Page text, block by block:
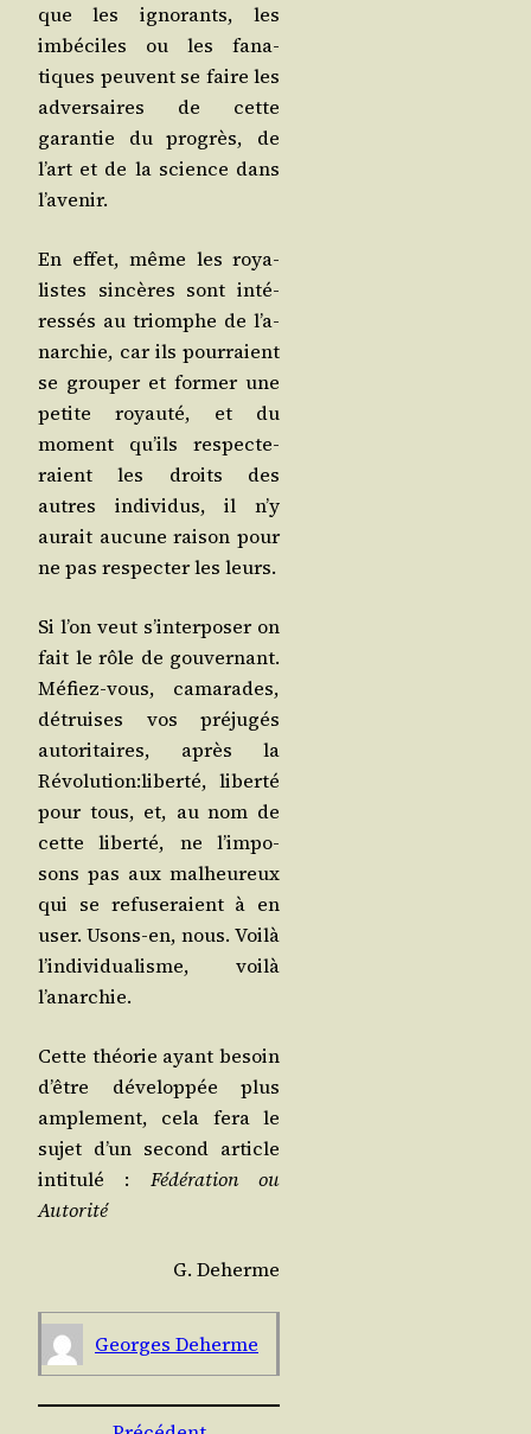
que les igno­rants, les
imbé­ciles ou les fana­
tiques peuvent se faire les
adver­saires de cette
garan­tie du pro­grès, de
l’art et de la science dans
l’avenir.
En effet, même les roya­
listes sin­cères sont inté­
res­sés au triomphe de l’a­
nar­chie, car ils pour­raient
se grou­per et for­mer une
petite royau­té, et du
moment qu’ils res­pec­te­
raient les droits des
autres indi­vi­dus, il n’y
aurait aucune rai­son pour
ne pas res­pec­ter les leurs.
Si l’on veut s’in­ter­po­ser on
fait le rôle de gou­ver­nant.
Méfiez-vous, cama­rades,
détruises vos pré­ju­gés
auto­ri­taires, après la
Révolution:liberté, liber­té
pour tous, et, au nom de
cette liber­té, ne l’im­po­
sons pas aux mal­heu­reux
qui se refu­se­raient à en
user. Usons-en, nous. Voi­là
l’in­di­vi­dua­lisme, voi­là
l’anarchie.
Cette théo­rie ayant besoin
d’être déve­lop­pée plus
ample­ment, cela fera le
sujet d’un second article
inti­tu­lé : Fédé­ra­tion ou
Autorité
G. Deherme
Georges Deherme